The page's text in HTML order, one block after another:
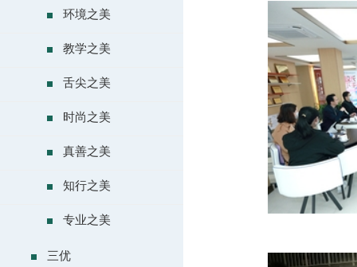
环境之美
教学之美
舌尖之美
时尚之美
真善之美
知行之美
专业之美
三优